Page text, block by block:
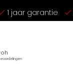
1 jaar garantie